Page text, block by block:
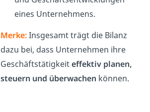
eines Unternehmens.
Merke:Insgesamt trägt die Bilanz
dazu bei, dass Unternehmen ihre
Geschäftstätigkeiteffektiv planen,
steuern und überwachen können.